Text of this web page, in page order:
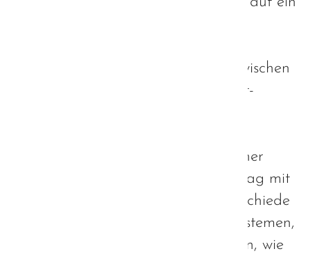
Meine eigene Stärke liegt darin, zwischen
den Welten von Autisten und Nicht-
Erfahrungen mit dem Betreiben einer
Website möchte ich in diesem Beitrag mit
euch teilen und kurz auf die Unterschiede
zwischen Content-Management-Systemen,
wie z.B. Contao oder Blog-Systemen, wie